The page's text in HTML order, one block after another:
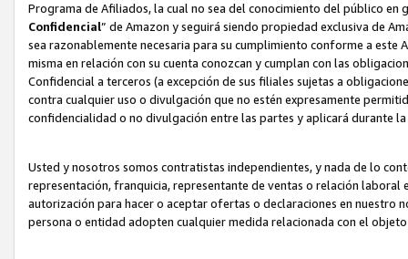
Programa de Afiliados, la cual no sea del conocimiento del público
Confidencial” de Amazon y seguirá siendo propiedad exclusiva de
sea razonablemente necesaria para su cumplimiento conforme a
misma en relación con su cuenta conozcan y cumplan con las
Confidencial a terceros (a excepción de sus filiales sujetas a
contra cualquier uso o divulgación que no estén expresamente
confidencialidad o no divulgación entre las partes y aplicará durante
Usted y nosotros somos contratistas independientes, y nada de lo
representación, franquicia, representante de ventas o relación
autorización para hacer o aceptar ofertas o declaraciones en nuestro
persona o entidad adopten cualquier medida relacionada con el